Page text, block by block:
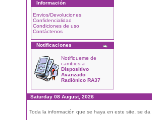
Información
Envios/Devoluciones
Confidencialidad
Condiciones de uso
Contáctenos
Notificaciones
Notifiqueme de
cambios a
Dispositivo
Avanzado
Radiónico RA37
Saturday 08 August, 2026
Toda la información que se haya en este site, se